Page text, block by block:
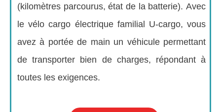
(kilomètres parcourus, état de la batterie). Avec
le vélo cargo électrique familial U-cargo, vous
avez à portée de main un véhicule permettant
de transporter bien de charges, répondant à
toutes les exigences.